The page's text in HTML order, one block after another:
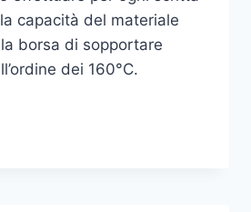
capacità del materiale
borsa di sopportare
dei 160°C.